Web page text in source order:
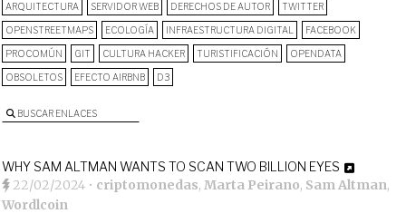
ARQUITECTURA SERVIDOR WEB DERECHOS DE AUTOR TWITTER
OPENSTREETMAPS ECOLOGÍA INFRAESTRUCTURA DIGITAL FACEBOOK
PROCOMÚN GIT CULTURA HACKER TURISTIFICACIÓN OPENDATA
OBSOLETOS EFECTO AIRBNB D3
BUSCAR ENLACES
WHY SAM ALTMAN WANTS TO SCAN TWO BILLION EYES
22/02/2024 • criptomonedas,Marta Peirano, Sam Altman,
Wordlcoin